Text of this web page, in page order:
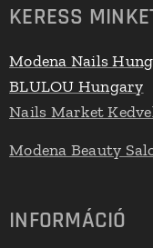
KERESS
Modena Nails
BLULOU Hungary
Nails Market
Modena Beauty
INFORMÁCIÓ